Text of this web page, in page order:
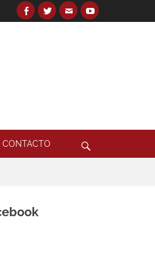
Facebook
TwitterEmailYouTube
CONTACTO